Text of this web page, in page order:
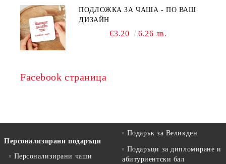
ПОДЛОЖКА ЗА ЧАША - ПО ВАШ
ДИЗАЙН
€3.20 6.26 лв.
Facebook страница
Персонализирани подаръци
Персонализирани чаши
Подарък за Великден
Подаръци за дипломиране и
абитуриентски бал